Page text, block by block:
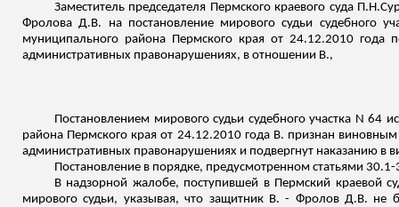
Заместитель председателя Пермского краевого суда
Фролова Д.В. на постановление мирового судьи судебного
муниципального района Пермского края от 24.12.2010
административных правонарушениях, в отношении В.,
Постановлением мирового судьи судебного участка N 64
района Пермского края от 24.12.2010 года В. признан
административных правонарушениях и подвергнут наказанию в
Постановление в порядке, предусмотренном статьями
В надзорной жалобе, поступившей в Пермский краевой
мирового судьи, указывая, что защитник В. - Фролов Д.В.